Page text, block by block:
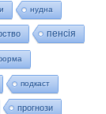
нудна
пенсія
подкаст
прогнози